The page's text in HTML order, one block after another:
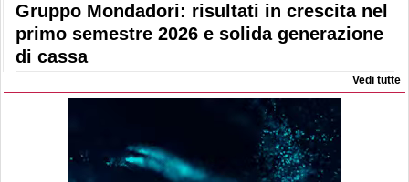
Gruppo Mondadori: risultati in crescita nel
primo semestre 2026 e solida generazione
di cassa
Vedi tutte